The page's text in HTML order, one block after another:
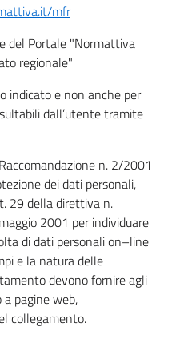
mfr
del Portale "Normattiva
regionale"
indicato e non anche per
dall’utente tramite
n. 2/2001
dei dati personali,
29 della direttiva n.
2001 per individuare
di dati personali on–line
e la natura delle
devono fornire agli
pagine web,
collegamento.